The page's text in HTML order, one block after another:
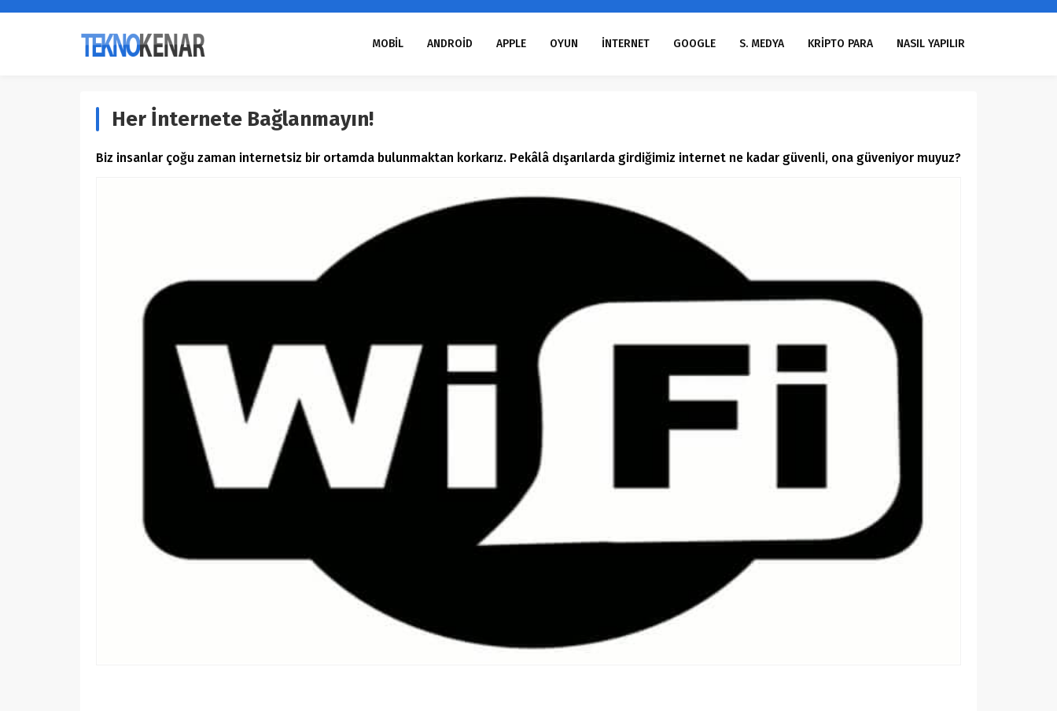
MOBİL ANDROİD APPLE OYUN İNTERNET GOOGLE S. MEDYA KRİPTO PARA NASIL YAPILIR
Her İnternete Bağlanmayın!
Biz insanlar çoğu zaman internetsiz bir ortamda bulunmaktan korkarız. Pekâlâ dışarılarda girdiğimiz internet ne kadar güvenli, ona güveniyor muyuz?